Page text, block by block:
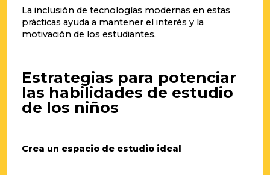
La inclusión de tecnologías modernas en estas
prácticas ayuda a mantener el interés y la
motivación de los estudiantes.
Estrategias para potenciar
las habilidades de estudio
de los niños
Crea un espacio de estudio ideal